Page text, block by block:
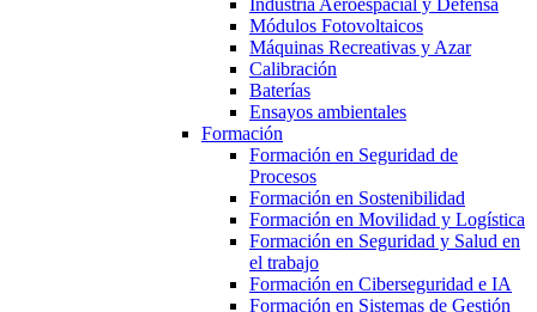
Industria Aeroespacial y Defensa
Módulos Fotovoltaicos
Máquinas Recreativas y Azar
Calibración
Baterías
Ensayos ambientales
Formación
Formación en Seguridad de
Procesos
Formación en Sostenibilidad
Formación en Movilidad y Logística
Formación en Seguridad y Salud en
el trabajo
Formación en Ciberseguridad e IA
Formación en Sistemas de Gestión